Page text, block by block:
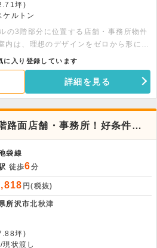
坪)
ケルトン
の3階部分に位置する店舗・事務所物件
は、理想のデザインをゼロから形にで
なります。エレベーターが完備されてお
ーズで快適です。飲食店をはじめ、幅広
討いただけます。まずはお気軽にお問い
に入り登録しています
詳細を見る
路面店舗・事務所！好条件の
件
袋線
徒歩6分
円(税抜)
所沢市北秋津
坪)
状渡し